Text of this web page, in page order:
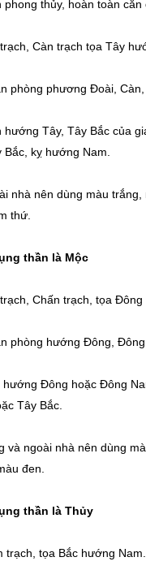
thủy, hoàn toàn
Càn trạch tọa Tây
phòng phương Đoài,
Tây, Tây Bắc của
kỵ hướng Nam.
nhà nên dùng màu
thứ.
thần là Mộc
Chấn trạch, tọa
phòng hướng Đông, Đông
Đông hoặc Đông
Tây Bắc.
và ngoài nhà nên dùng
đen.
thần là Thủy
trạch, tọa Bắc hướng Nam.